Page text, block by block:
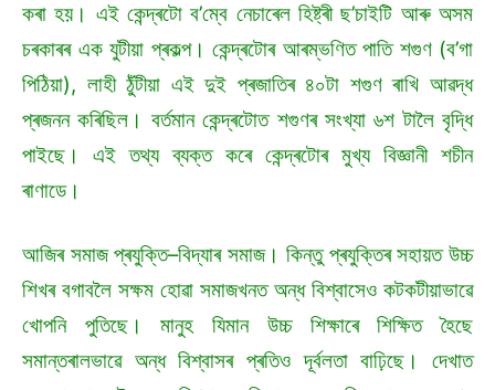
কৰা হয়। এই কেন্দ্ৰটো ব’ম্বে নেচাৰেল হিষ্ট্ৰী ছ’চাইটি আৰু অসম
চৰকাৰৰ এক যুটীয়া প্ৰকল্প। কেন্দ্ৰটোৰ আৰম্ভণিত পাতি শগুণ (ব’গা
পিঠিয়া), লাহী ঠুঁটীয়া এই দুই প্ৰজাতিৰ ৪০টা শগুণ ৰাখি আৱদ্ধ
প্ৰজনন কৰিছিল। বৰ্তমান কেন্দ্ৰটোত শগুণৰ সংখ্যা ৬শ টালৈ বৃদ্ধি
পাইছে। এই তথ্য ব্যক্ত কৰে কেন্দ্ৰটোৰ মুখ্য বিজ্ঞানী শচীন
ৰাণাডে।
আজিৰ সমাজ প্ৰযুক্তি–বিদ্যাৰ সমাজ। কিন্তু প্ৰযুক্তিৰ সহায়ত উচ্চ
শিখৰ বগাবলৈ সক্ষম হোৱা সমাজখনত অন্ধ বিশ্বাসেও কটকটীয়াভাৱে
খোপনি পুতিছে। মানুহ যিমান উচ্চ শিক্ষাৰে শিক্ষিত হৈছে
সমান্তৰালভাৱে অন্ধ বিশ্বাসৰ প্ৰতিও দূৰ্বলতা বাঢ়িছে। দেখাত